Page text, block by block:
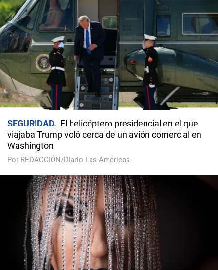
SEGURIDAD
El helicóptero presidencial en el que
viajaba Trump voló cerca de un avión comercial en
Washington
Por REDACCIÓN/Diario Las Américas